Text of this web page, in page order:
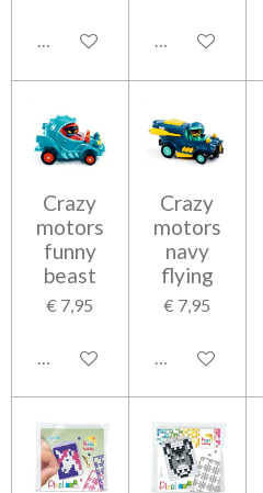
In winkelwagen In winkelwagen
Crazy
motors
funny
beast
€ 7,95
In winkelwagen
Crazy
motors
navy
flying
€ 7,95
In winkelwagen